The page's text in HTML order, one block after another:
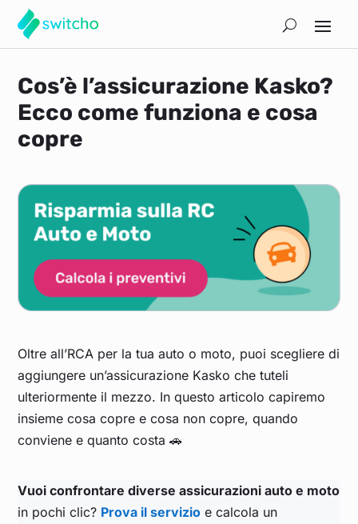
Cos’è l’assicurazione Kasko?
Ecco come funziona e cosa
copre
Oltre all’RCA per la tua auto o moto, puoi scegliere di
aggiungere un’assicurazione Kasko che tuteli
ulteriormente il mezzo. In questo articolo capiremo
insieme cosa copre e cosa non copre, quando
conviene e quanto costa 🚗
Vuoi confrontare diverse assicurazioni auto e moto
in pochi clic? Prova il servizio e calcola un